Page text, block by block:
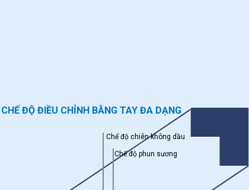
CHẾ ĐỘ ĐIỀU CHỈNH BẰNG TAY ĐA DẠNG
Chế độ chiên không dầu
Chế độ phun sương